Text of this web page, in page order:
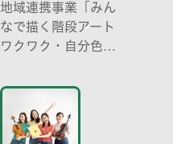
地域連携事業「みん
なで描く階段アート
ワクワク・自分色の